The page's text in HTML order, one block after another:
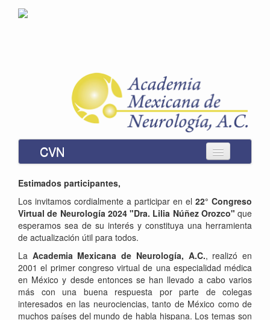
CVN
Inscripción
Módulos
Usted no se ha identificado. (Ingresar)
Estimados participantes,
Los invitamos cordialmente a participar en el 22° Congreso
Virtual de Neurología 2024 "Dra. Lilia Núñez Orozco" que
esperamos sea de su interés y constituya una herramienta
de actualización útil para todos.
La Academia Mexicana de Neurología, A.C., realizó en
2001 el primer congreso virtual de una especialidad médica
en México y desde entonces se han llevado a cabo varios
más con una buena respuesta por parte de colegas
interesados en las neurociencias, tanto de México como de
muchos países del mundo de habla hispana. Los temas son